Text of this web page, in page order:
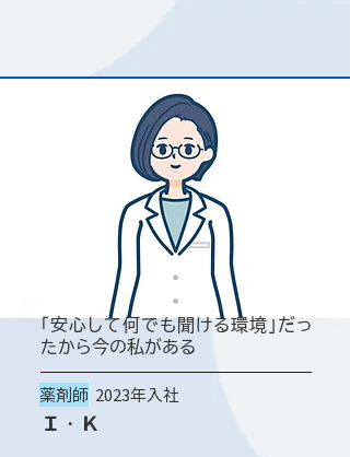
「安心して何でも聞ける環境」だっ
たから今の私がある
薬剤師 2023年入社
​Ｉ・Ｋ